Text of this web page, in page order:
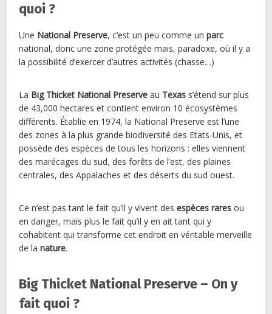
quoi ?
Une National Preserve, c’est un peu comme unparc
national, donc une zone protégée mais, paradoxe, où il y a
la possibilité d’exercer d’autres activités (chasse…)
La Big Thicket National Preserve au Texas s’étend sur plus
de 43,000 hectares et contient environ 10 écosystèmes
différents. Établie en 1974, la National Preserve est l’une
des zones à la plus grande biodiversité des Etats-Unis, et
possède des espèces de tous les horizons : elles viennent
des marécages du sud, des forêts de l’est, des plaines
centrales, des Appalaches et des déserts du sud ouest.
Ce n’est pas tant le fait qu’il y vivent desespèces rares ou
en danger, mais plus le fait qu’il y en ait tant qui y
cohabitent qui transforme cet endroit en véritable merveille
de lanature.
Big Thicket National Preserve – On y
fait quoi ?